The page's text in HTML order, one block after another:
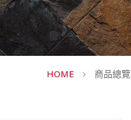
HOME 商品總覽